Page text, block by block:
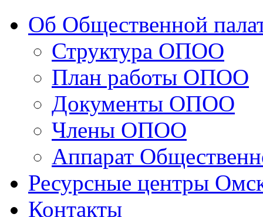
Об Общественной
Структура ОПОО
План работы ОПОО
Документы ОПОО
Члены ОПОО
Аппарат
Ресурсные центры
Контакты